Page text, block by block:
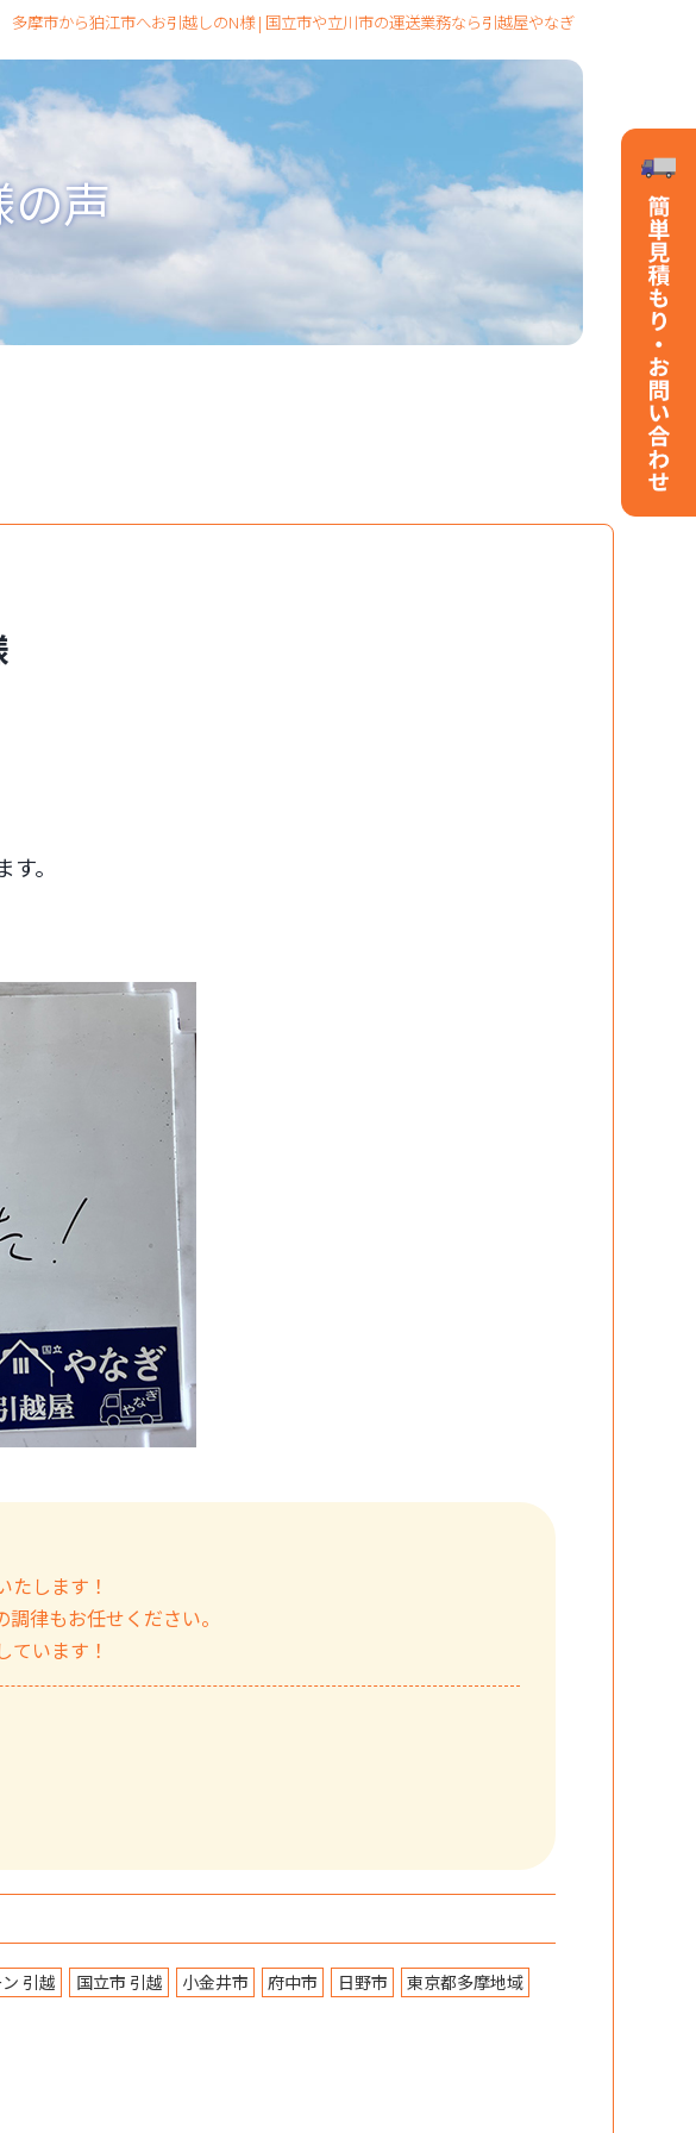
多摩市から狛江市へお引越しのN様 | 国立市や立川市の運送業務なら引越屋やなぎ
の声
。
します！
律もお任せください。
います！
引越 国立市 引越 小金井市 府中市 日野市
東京都多摩地域